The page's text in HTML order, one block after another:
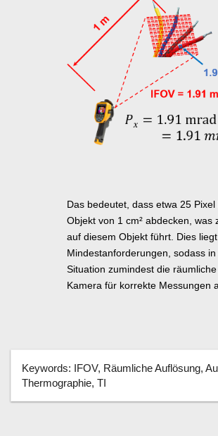
Das bedeutet, dass etwa 25
Objekt von 1 cm² abdecken, was
auf diesem Objekt führt. Dies
Mindestanforderungen, sodass
Situation zumindest die
Kamera für korrekte Messungen
Keywords: IFOV, Räumliche Auflösung,
Thermographie, TI